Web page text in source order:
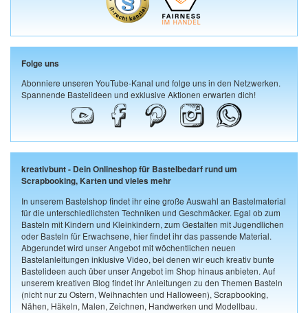
Folge uns
Abonniere unseren YouTube-Kanal und folge uns in den Netzwerken.
Spannende Bastelideen und exklusive Aktionen erwarten dich!
kreativbunt - Dein Onlineshop für Bastelbedarf rund um
Scrapbooking, Karten und vieles mehr
In unserem Bastelshop findet ihr eine große Auswahl an Bastelmaterial
für die unterschiedlichsten Techniken und Geschmäcker. Egal ob zum
Basteln mit Kindern und Kleinkindern, zum Gestalten mit Jugendlichen
oder Basteln für Erwachsene, hier findet ihr das passende Material.
Abgerundet wird unser Angebot mit wöchentlichen neuen
Bastelanleitungen inklusive Video, bei denen wir euch kreativ bunte
Bastelideen auch über unser Angebot im Shop hinaus anbieten. Auf
unserem kreativen Blog findet ihr Anleitungen zu den Themen Basteln
(nicht nur zu Ostern, Weihnachten und Halloween), Scrapbooking,
Nähen, Häkeln, Malen, Zeichnen, Handwerken und Modellbau.